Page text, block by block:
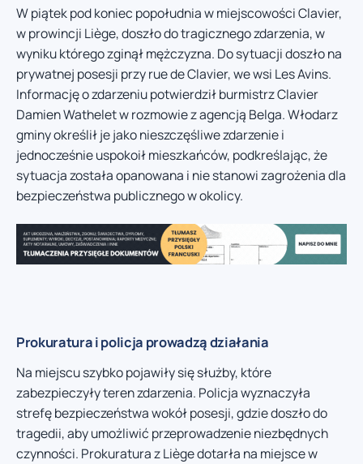
W piątek pod koniec popołudnia w miejscowości Clavier,
w prowincji Liège, doszło do tragicznego zdarzenia, w
wyniku którego zginął mężczyzna. Do sytuacji doszło na
prywatnej posesji przy rue de Clavier, we wsi Les Avins.
Informację o zdarzeniu potwierdził burmistrz Clavier
Damien Wathelet w rozmowie z agencją Belga. Włodarz
gminy określił je jako nieszczęśliwe zdarzenie i
jednocześnie uspokoił mieszkańców, podkreślając, że
sytuacja została opanowana i nie stanowi zagrożenia dla
bezpieczeństwa publicznego w okolicy.
Prokuratura i policja prowadzą działania
Na miejscu szybko pojawiły się służby, które
zabezpieczyły teren zdarzenia. Policja wyznaczyła
strefę bezpieczeństwa wokół posesji, gdzie doszło do
tragedii, aby umożliwić przeprowadzenie niezbędnych
czynności. Prokuratura z Liège dotarła na miejsce w